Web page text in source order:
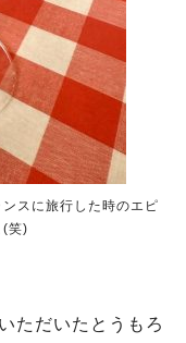
スに旅行した時のエピ
(笑)
ただいたとうもろ